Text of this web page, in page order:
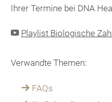
Ihrer Termine bei DNA
 Playlist Biologische
Verwandte Themen:
FAQs